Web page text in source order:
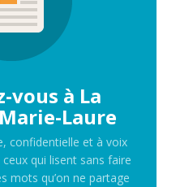
vous à La
Laure
confidentielle et à voix
qui lisent sans faire
mots qu’on ne partage